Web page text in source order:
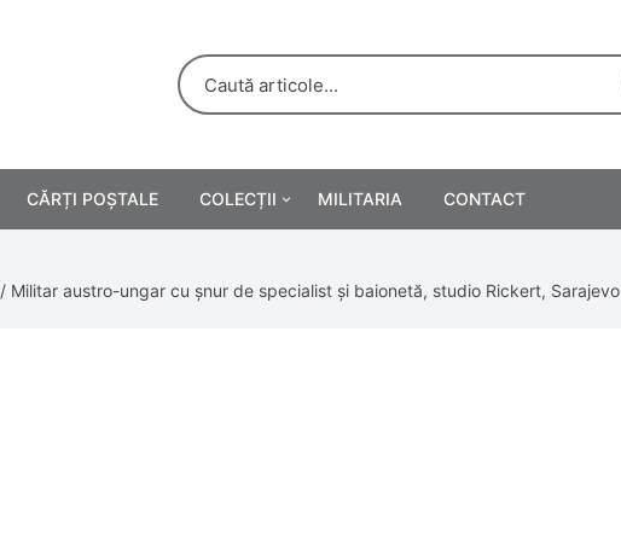
CĂRȚI POȘTALE COLECȚII MILITARIA CONTACT
/ Militar austro-ungar cu șnur de specialist și baionetă, studio Rickert, Sarajevo